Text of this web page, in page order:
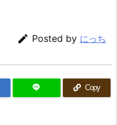
 Posted by にっち
Copy